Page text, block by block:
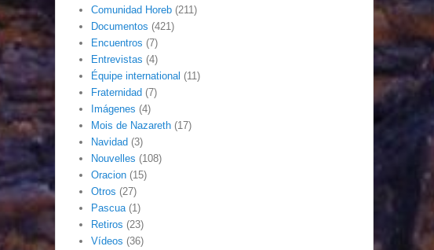
Comunidad Horeb (211)
Documentos (421)
Encuentros (7)
Entrevistas (4)
Équipe international (11)
Fraternidad (7)
Imágenes (4)
Mois de Nazareth (17)
Navidad (3)
Nouvelles (108)
Oracion (15)
Otros (27)
Pascua(1)
Retiros (23)
Vídeos (36)